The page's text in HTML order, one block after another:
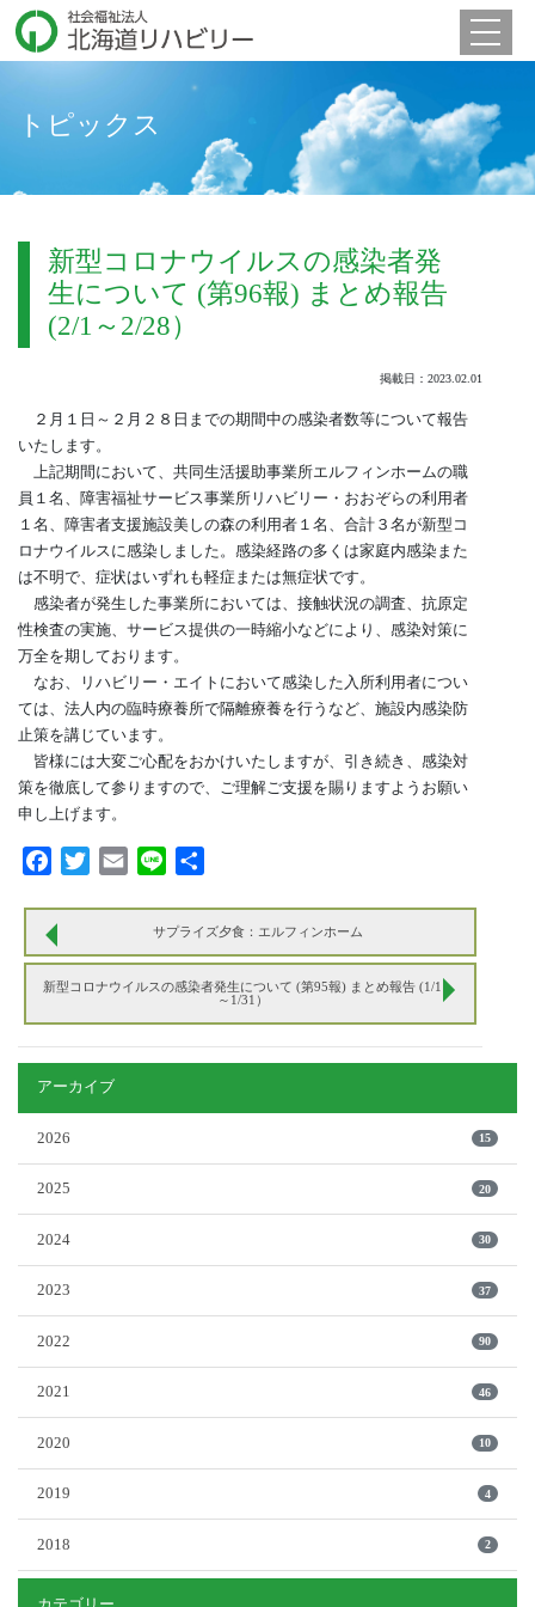
Toggle
トピックス
新型コロナウイルスの感染者発
生について (第96報) まとめ報告
(2/1～2/28）
掲載日：2023.02.01
２月１日～２月２８日までの期間中の感染者数等について報告
いたします。
上記期間において、共同生活援助事業所エルフィンホームの職
員１名、障害福祉サービス事業所リハビリー・おおぞらの利用者
１名、障害者支援施設美しの森の利用者１名、合計３名が新型コ
ロナウイルスに感染しました。感染経路の多くは家庭内感染また
は不明で、症状はいずれも軽症または無症状です。
感染者が発生した事業所においては、接触状況の調査、抗原定
性検査の実施、サービス提供の一時縮小などにより、感染対策に
万全を期しております。
なお、リハビリー・エイトにおいて感染した入所利用者につい
ては、法人内の臨時療養所で隔離療養を行うなど、施設内感染防
止策を講じています。
皆様には大変ご心配をおかけいたしますが、引き続き、感染対
策を徹底して参りますので、ご理解ご支援を賜りますようお願い
申し上げます。
Facebook
TwitterEmail Line
サプライズ夕食：エルフィンホーム
新型コロナウイルスの感染者発生について (第95報) まとめ報告 (1/1
～1/31）
アーカイブ
2026 15
2025 20
2024 30
2023 37
2022 90
2021 46
2020 10
2019 4
2018 2